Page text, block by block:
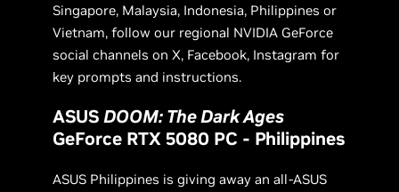
Singapore, Malaysia, Indonesia, Philippines or
Vietnam, follow our regional NVIDIA GeForce
social channels on X, Facebook, Instagram for
key prompts and instructions.
ASUSDOOM: The Dark Ages
GeForce RTX 5080 PC - Philippines
ASUS Philippines is giving away an all-ASUS